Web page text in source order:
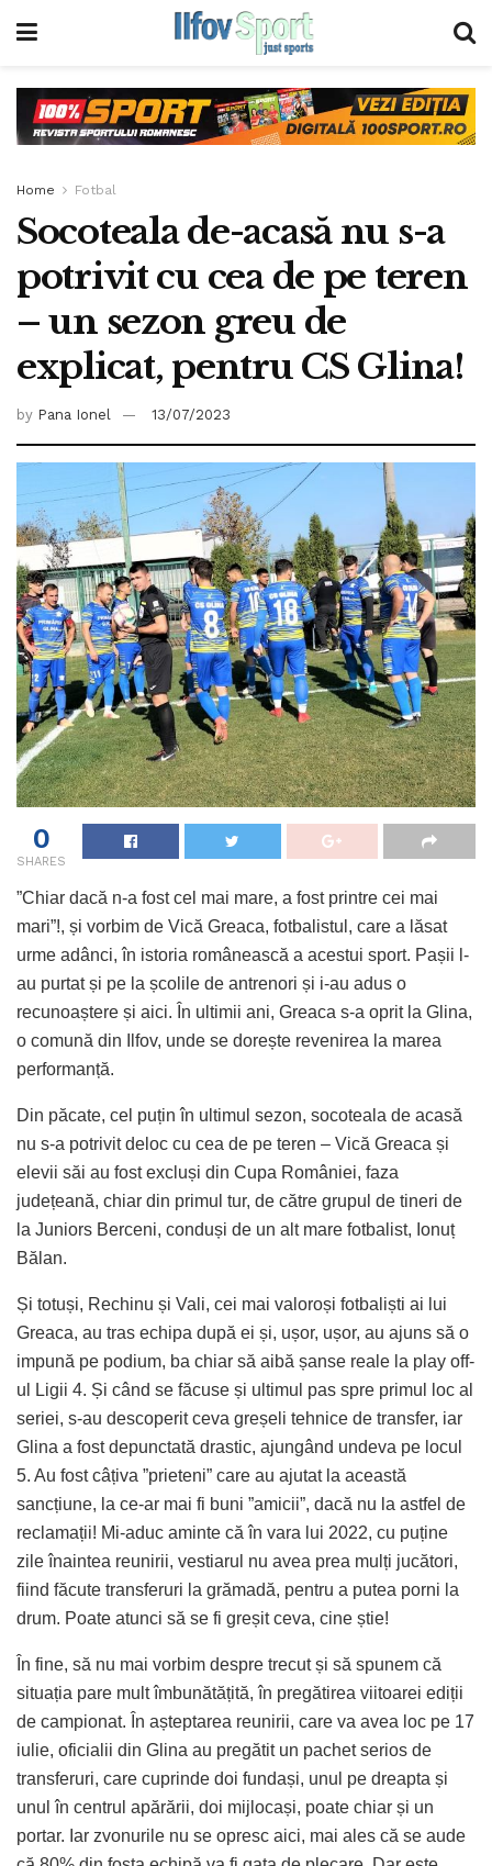
Home Fotbal
Socoteala de-acasă nu s-a
potrivit cu cea de pe teren
– un sezon greu de
explicat, pentru CS Glina!
by Pana Ionel 13/07/2023
0
SHARES
”Chiar dacă n-a fost cel mai mare, a fost printre cei mai
mari”!, și vorbim de Vică Greaca, fotbalistul, care a lăsat
urme adânci, în istoria românească a acestui sport. Pașii l-
au purtat și pe la școlile de antrenori și i-au adus o
recunoaștere și aici. În ultimii ani, Greaca s-a oprit la Glina,
o comună din Ilfov, unde se dorește revenirea la marea
performanță.
Din păcate, cel puțin în ultimul sezon, socoteala de acasă
nu s-a potrivit deloc cu cea de pe teren – Vică Greaca și
elevii săi au fost excluși din Cupa României, faza
județeană, chiar din primul tur, de către grupul de tineri de
la Juniors Berceni, conduși de un alt mare fotbalist, Ionuț
Bălan.
Și totuși, Rechinu și Vali, cei mai valoroși fotbaliști ai lui
Greaca, au tras echipa după ei și, ușor, ușor, au ajuns să o
impună pe podium, ba chiar să aibă șanse reale la play off-
ul Ligii 4. Și când se făcuse și ultimul pas spre primul loc al
seriei, s-au descoperit ceva greșeli tehnice de transfer, iar
Glina a fost depunctată drastic, ajungând undeva pe locul
5. Au fost câțiva ”prieteni” care au ajutat la această
sancțiune, la ce-ar mai fi buni ”amicii”, dacă nu la astfel de
reclamații! Mi-aduc aminte că în vara lui 2022, cu puține
zile înaintea reunirii, vestiarul nu avea prea mulți jucători,
fiind făcute transferuri la grămadă, pentru a putea porni la
drum. Poate atunci să se fi greșit ceva, cine știe!
În fine, să nu mai vorbim despre trecut și să spunem că
situația pare mult îmbunătățită, în pregătirea viitoarei ediții
de campionat. În așteptarea reunirii, care va avea loc pe 17
iulie, oficialii din Glina au pregătit un pachet serios de
transferuri, care cuprinde doi fundași, unul pe dreapta și
unul în centrul apărării, doi mijlocași, poate chiar și un
portar. Iar zvonurile nu se opresc aici, mai ales că se aude